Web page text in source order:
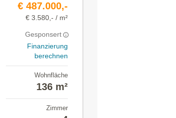
€ 487.000,-
€ 3.580,- / m²
Gesponsert
Finanzierung
berechnen
Wohnfläche
136 m²
Zimmer